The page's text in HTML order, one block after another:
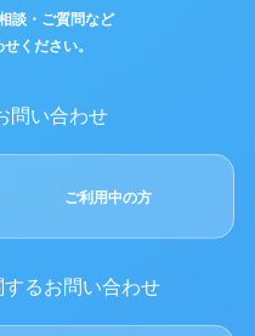
談・ご質問など
ください。
問い合わせ
ご利用中の方
るお問い合わせ